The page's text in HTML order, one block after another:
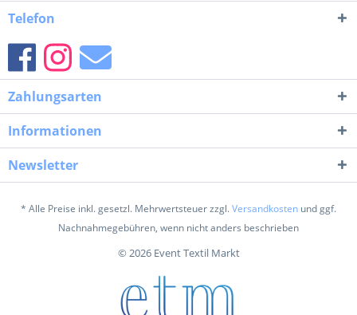
Telefon
Zahlungsarten
Informationen
Newsletter
* Alle Preise inkl. gesetzl. Mehrwertsteuer zzgl.Versandkosten und ggf.
Nachnahmegebühren, wenn nicht anders beschrieben
© 2026 Event Textil Markt